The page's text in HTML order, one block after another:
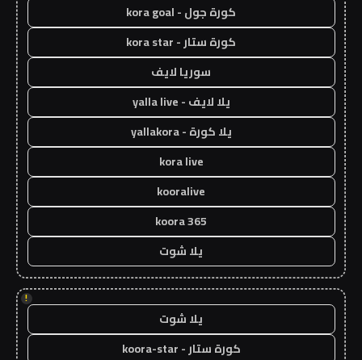
كورة جول - kora goal
كورة ستار - kora star
سوريا لايف
يلا لايف - yalla live
يلا كورة - yallakora
kora live
kooralive
koora 365
يلا شوت
!
يلا شوت
كورة ستار - koora-star